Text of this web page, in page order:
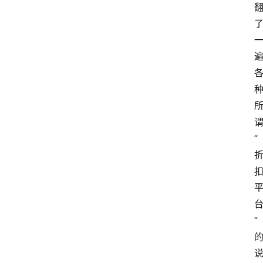
翻
了
一
遍
各
种
所
谓
”
折
扣
平
台
”
的
说